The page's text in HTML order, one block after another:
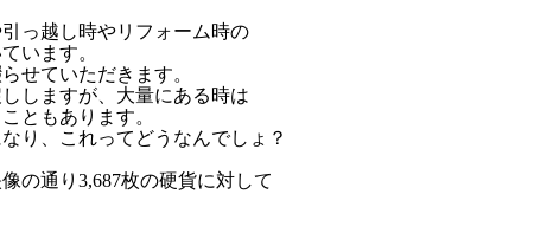
っ越し時やリフォーム時の
います。
せていただきます。
しますが、大量にある時は
ともあります。
り、これってどうなんでしょ？
の通り3,687枚の硬貨に対して